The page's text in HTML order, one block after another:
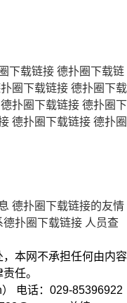
下载链接 德扑圈下载链
圈下载链接 德扑圈下载
德扑圈下载链接 德扑圈下
德扑圈下载链接 德扑圈
德扑圈下载链接的友情
德扑圈下载链接 人员查
本网不承担任何由内容
任。
电话：029-85396922